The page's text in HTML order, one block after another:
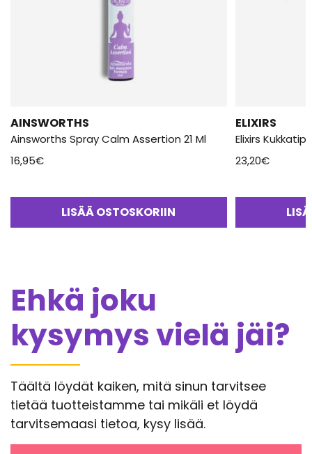
AINSWORTHS
Ainsworths Spray Calm Assertion 21 Ml
16,95€
LISÄÄ OSTOSKORIIN
ELIXIRS
Elixirs
23,20€
Ehkä joku
kysymys vielä jäi?
Täältä löydät kaiken, mitä sinun tarvitsee
tietää tuotteistamme tai mikäli et löydä
tarvitsemaasi tietoa, kysy lisää.